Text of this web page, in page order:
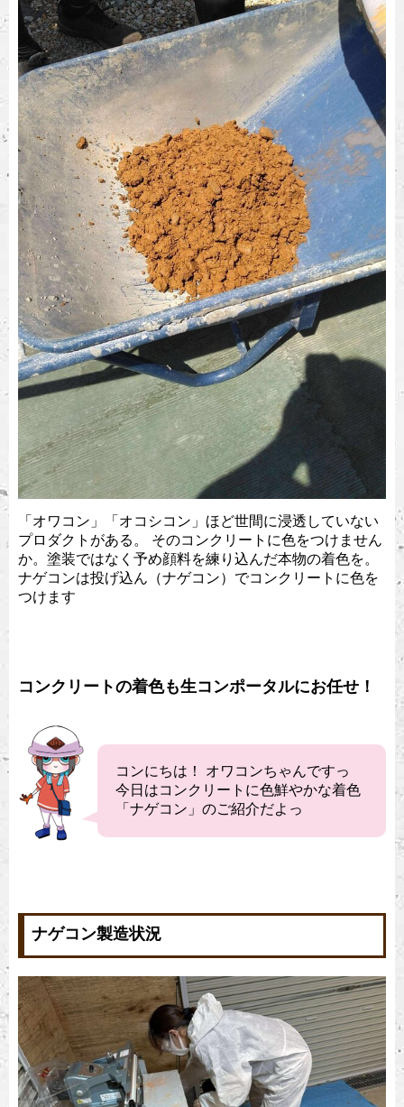
「オワコン」「オコシコン」ほど世間に浸透していない
プロダクトがある。 そのコンクリートに色をつけません
か。塗装ではなく予め顔料を練り込んだ本物の着色を。
ナゲコンは投げ込ん（ナゲコン）でコンクリートに色を
つけます
コンクリートの着色も生コンポータルにお任せ！
コンにちは！ オワコンちゃんですっ
今日はコンクリートに色鮮やかな着色
「ナゲコン」のご紹介だよっ
ナゲコン製造状況